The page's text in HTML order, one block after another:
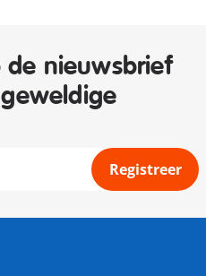
nieuwsbrief
Registreer